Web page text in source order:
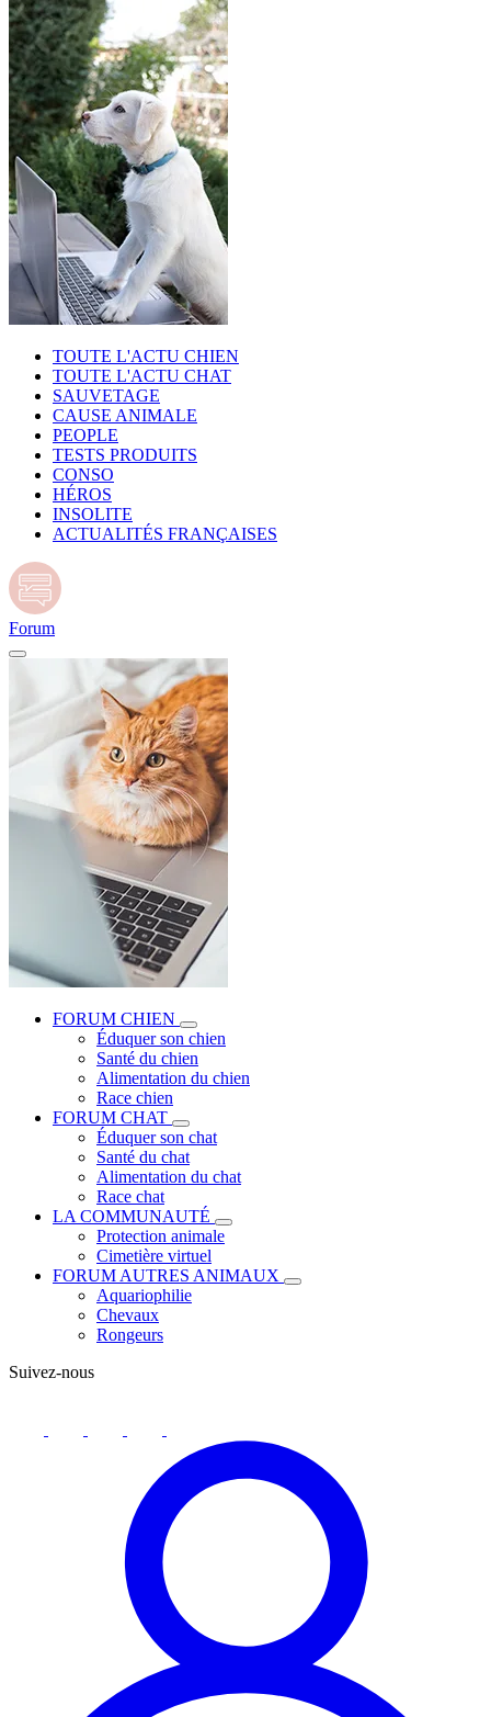
TOUTE L'ACTU CHIEN
TOUTE L'ACTU CHAT
SAUVETAGE
CAUSE ANIMALE
PEOPLE
TESTS PRODUITS
CONSO
HÉROS
INSOLITE
ACTUALITÉS FRANÇAISES
Forum
FORUM CHIEN
Éduquer son chien
Santé du chien
Alimentation du chien
Race chien
FORUM CHAT
Éduquer son chat
Santé du chat
Alimentation du chat
Race chat
LA COMMUNAUTÉ
Protection animale
Cimetière virtuel
FORUM AUTRES ANIMAUX
Aquariophilie
Chevaux
Rongeurs
Suivez-nous